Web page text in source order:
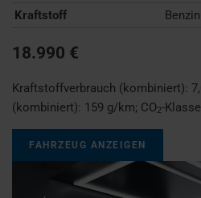
Kraftstoff
Benzin
18.990 €
Kraftstoffverbrauch (kombiniert):
(kombiniert): 159 g/km; CO2-
FAHRZEUG ANZEIGEN